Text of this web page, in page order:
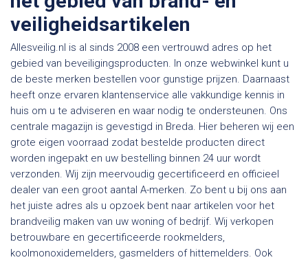
veiligheidsartikelen
Allesveilig.nl is al sinds 2008 een vertrouwd adres op het
gebied van beveiligingsproducten. In onze webwinkel kunt u
de beste merken bestellen voor gunstige prijzen. Daarnaast
heeft onze ervaren klantenservice alle vakkundige kennis in
huis om u te adviseren en waar nodig te ondersteunen. Ons
centrale magazijn is gevestigd in Breda. Hier beheren wij een
grote eigen voorraad zodat bestelde producten direct
worden ingepakt en uw bestelling binnen 24 uur wordt
verzonden. Wij zijn meervoudig gecertificeerd en officieel
dealer van een groot aantal A-merken. Zo bent u bij ons aan
het juiste adres als u opzoek bent naar artikelen voor het
brandveilig maken van uw woning of bedrijf. Wij verkopen
betrouwbare en gecertificeerde rookmelders,
koolmonoxidemelders, gasmelders of hittemelders. Ook